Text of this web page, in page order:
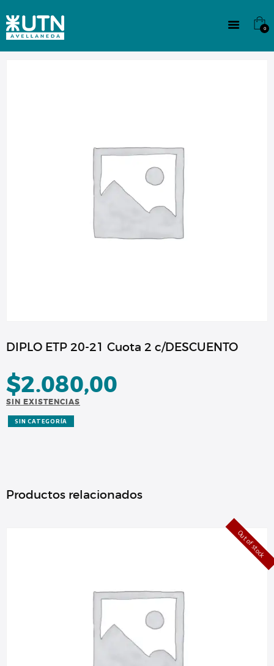
0
CULTURA
DIPLO ETP 20-21 Cuota 2 c/DESCUENTO
$2.080,00
SIN EXISTENCIAS
SIN CATEGORÍA
Productos relacionados
Out of stock